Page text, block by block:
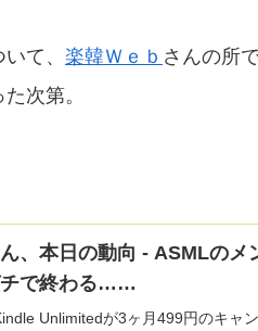
て、 楽韓Ｗｅｂ さんの所
次第。
、本日の動向 - ASMLのメ
チで終わる……
Unlimitedが3ヶ月499円のキ